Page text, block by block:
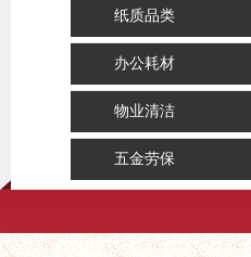
纸质品类
办公耗材
物业清洁
五金劳保